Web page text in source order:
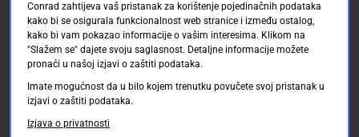
Conrad zahtijeva vaš pristanak za korištenje pojedinačnih podataka
kako bi se osigurala funkcionalnost web stranice i između ostalog,
kako bi vam pokazao informacije o vašim interesima. Klikom na
"Slažem se" dajete svoju saglasnost. Detaljne informacije možete
pronaći u našoj izjavi o zaštiti podataka.
Imate mogućnost da u bilo kojem trenutku povučete svoj pristanak u
izjavi o zaštiti podataka.
Izjava o privatnosti